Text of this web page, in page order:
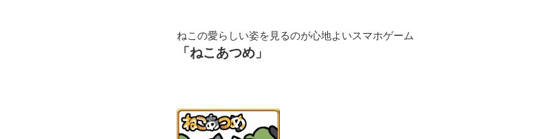
ねこの愛らしい姿を見るのが心地よいスマホゲーム
「ねこあつめ」